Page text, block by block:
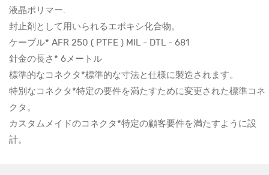
液晶ポリマー.
封止剤として用いられるエポキシ化合物。
ケーブル* AFR 250 ( PTFE ) MIL - DTL - 681
針金の長さ* 6メートル
標準的なコネクタ*標準的な寸法と仕様に製造されます。
特別なコネクタ*特定の要件を満たすために変更された標準コネ
クタ。
カスタムメイドのコネクタ*特定の顧客要件を満たすように設
計。